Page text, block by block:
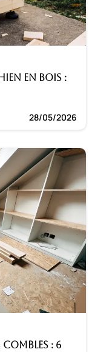
en bois :
28/05/2026
: 6